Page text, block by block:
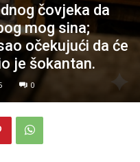
čovjeka da
mog sina;
očekujući da će
je šokantan.
0